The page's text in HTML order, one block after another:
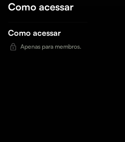
Como acessar
Como acessar
Apenas para membros.